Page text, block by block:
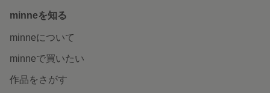
minneを知る
minneについて
minneで買いたい
作品をさがす